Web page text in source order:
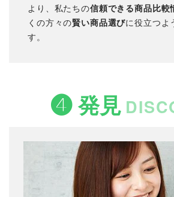
より、私たちの信頼できる商品比較
くの方々の賢い商品選びに役立つよ
す。
❹ 発見